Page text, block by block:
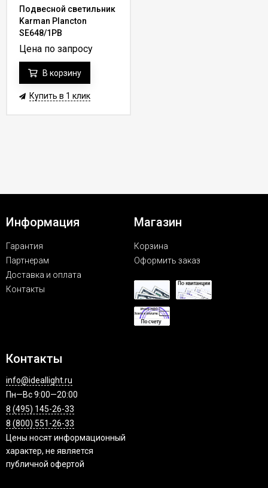
Подвесной светильник
Karman Plancton
SE648/1PB
Цена по запросу
В корзину
Купить в 1 клик
Информация
Гарантия
Партнерам
Доставка и оплата
Контакты
Магазин
Корзина
Оформить заказ
Контакты
info@ideallight.ru
Пн—Вс 9:00—20:00
8 (495) 145-26-33
8 (800) 551-26-33
Цены носят информационный
характер, не является
публичной офертой